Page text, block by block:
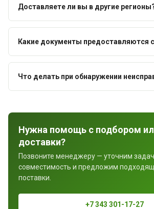
Доставляете ли вы в другие
Какие документы предоставляются
Что делать при обнаружении
Нужна помощь с подбором
доставки?
Позвоните менеджеру — уточним
совместимость и предложим
поставки.
+7 343 301-17-27